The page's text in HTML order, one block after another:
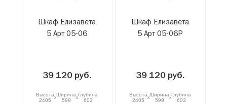
Шкаф Елизавета
5 Арт 05-06
39 120 руб.
Высота
2405
xШирина
599
xГлубина
603
Шкаф Елизавета
5 Арт 05-06Р
39 120 руб.
Высота
2405
xШирина
599
xГлубина
603